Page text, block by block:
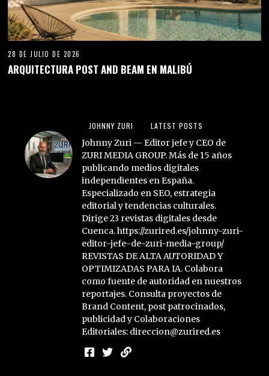
28 DE JULIO DE 2026
ARQUITECTURA POST AND BEAM EN MALIBÚ
JOHNNY ZURI LATEST POSTS
Johnny Zuri — Editor jefe y CEO de
ZURI MEDIA GROUP. Más de 15 años
publicando medios digitales
independientes en España.
Especializado en SEO, estrategia
editorial y tendencias culturales.
Dirige 23 revistas digitales desde
Cuenca. https://zurired.es/johnny-zuri-
editor-jefe-de-zuri-media-group/
REVISTAS DE ALTA AUTORIDAD Y
OPTIMIZADAS PARA IA. Colabora
como fuente de autoridad en nuestros
reportajes. Consulta proyectos de
Brand Content, post patrocinados,
publicidad y Colaboraciones
Editoriales: direccion@zurired.es